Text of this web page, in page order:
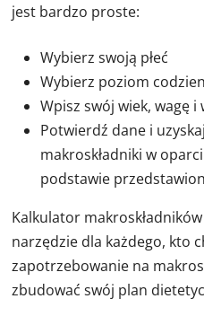
jest bardzo proste:
Wybierz swoją płeć
Wybierz poziom
Wpisz swój wiek, wagę i
Potwierdź dane i
makroskładniki w
podstawie
Kalkulator
narzędzie dla każdego, kto
zapotrzebowanie na
zbudować swój plan